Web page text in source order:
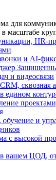
для
масштабе
HR-
и AI-
и видеосвязи
CRM, сквозная
едином
и
с высокой
вашем ЦОД,